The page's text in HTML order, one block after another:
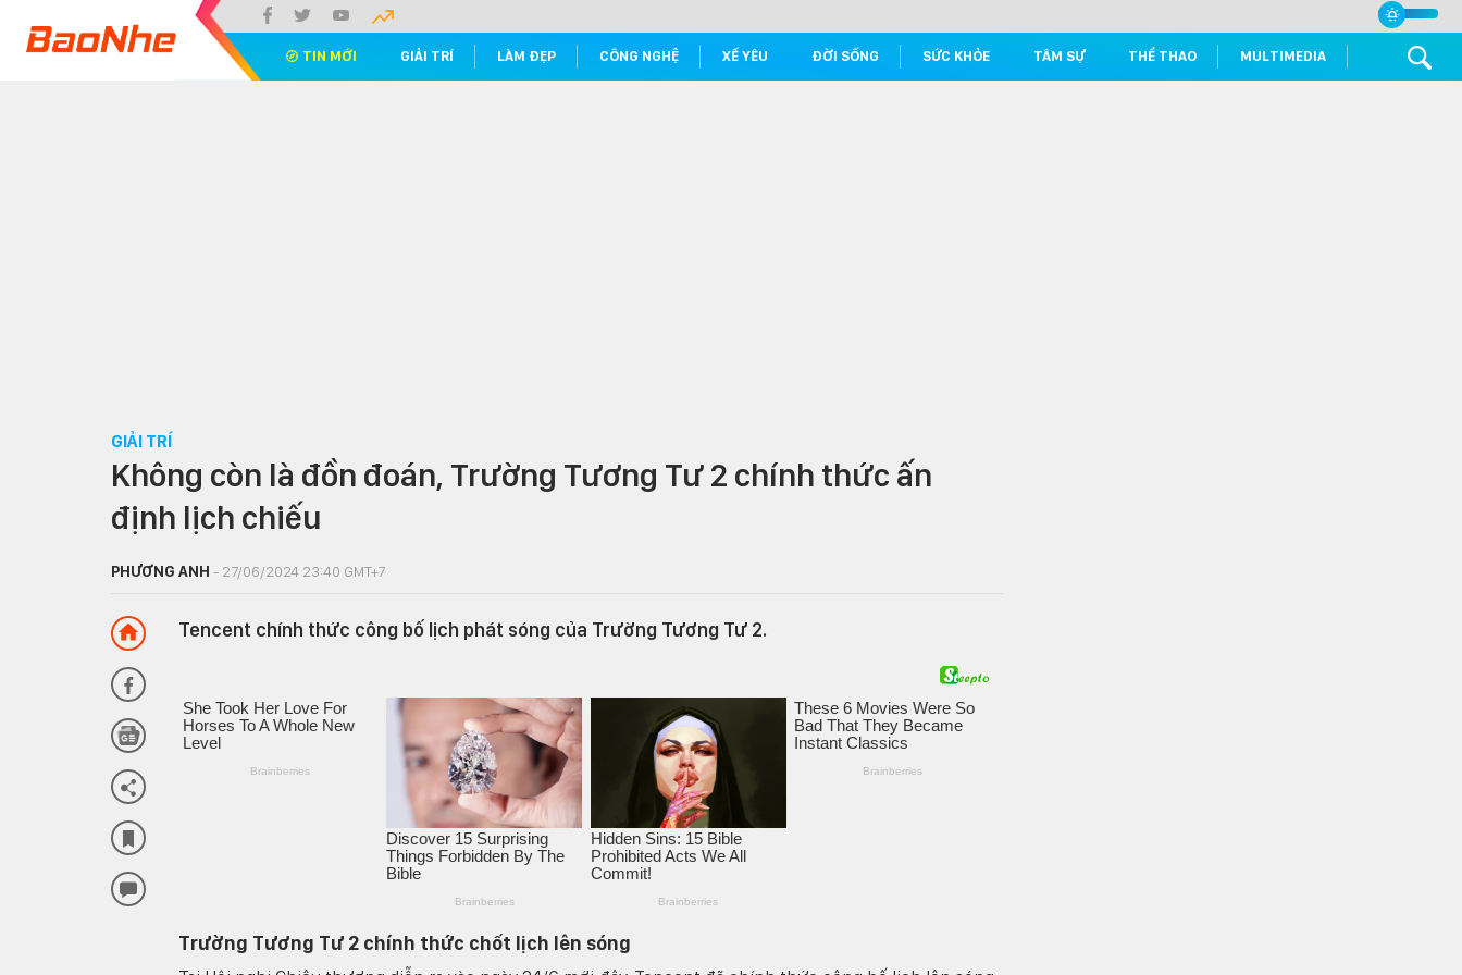
TIN MỚI GIẢI TRÍ LÀM ĐẸP CÔNG NGHỆ XẾ YÊU ĐỜI SỐNG SỨC KHỎE TÂM SỰ THỂ THAO MULTIMEDIA
GIẢI TRÍ
Không còn là đồn đoán, Trường Tương Tư 2 chính thức ấn
định lịch chiếu
PHƯƠNG ANH - 27/06/2024 23:40 GMT+7
Tencent chính thức công bố lịch phát sóng của Trường Tương Tư 2.
Trường Tương Tư 2 chính thức chốt lịch lên sóng